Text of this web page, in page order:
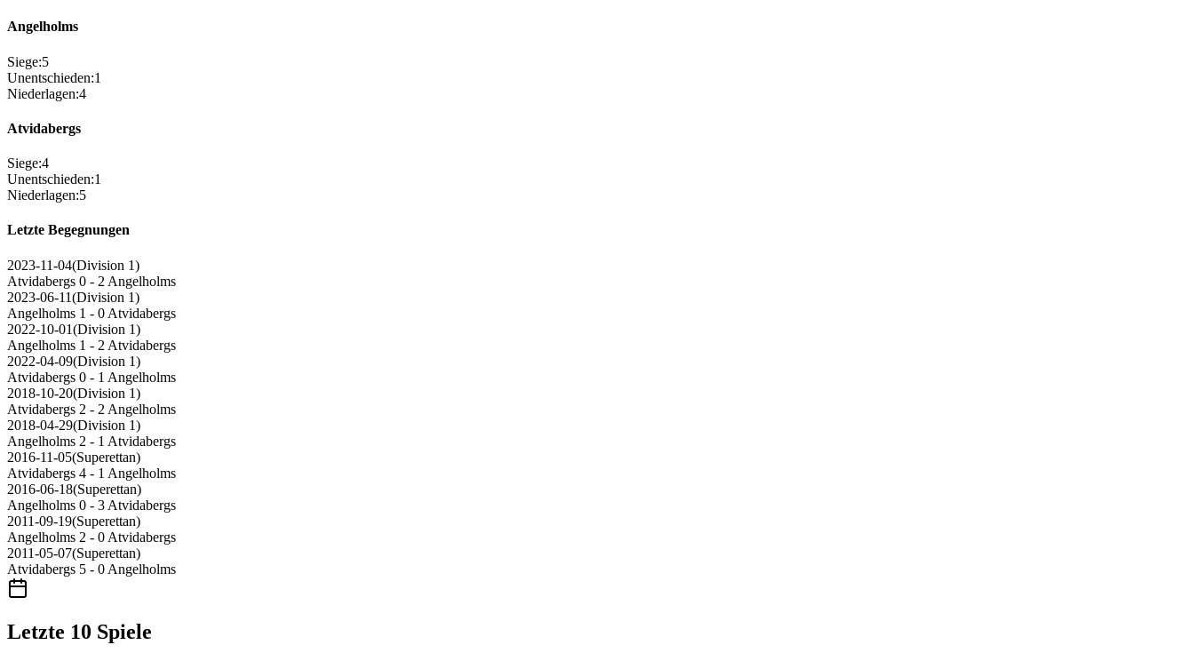
Angelholms
Siege:5
Unentschieden:1
Niederlagen:4
Atvidabergs
Siege:4
Unentschieden:1
Niederlagen:5
Letzte Begegnungen
2023-11-04(Division 1)
Atvidabergs 0 - 2 Angelholms
2023-06-11(Division 1)
Angelholms 1 - 0 Atvidabergs
2022-10-01(Division 1)
Angelholms 1 - 2 Atvidabergs
2022-04-09(Division 1)
Atvidabergs 0 - 1 Angelholms
2018-10-20(Division 1)
Atvidabergs 2 - 2 Angelholms
2018-04-29(Division 1)
Angelholms 2 - 1 Atvidabergs
2016-11-05(Superettan)
Atvidabergs 4 - 1 Angelholms
2016-06-18(Superettan)
Angelholms 0 - 3 Atvidabergs
2011-09-19(Superettan)
Angelholms 2 - 0 Atvidabergs
2011-05-07(Superettan)
Atvidabergs 5 - 0 Angelholms
Letzte 10 Spiele